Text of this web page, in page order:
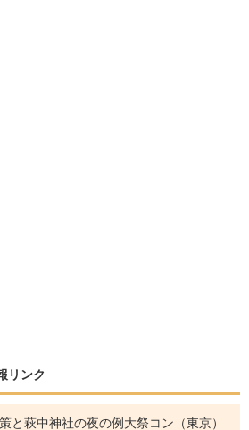
リンク
と萩中神社の夜の例大祭コン（東京）